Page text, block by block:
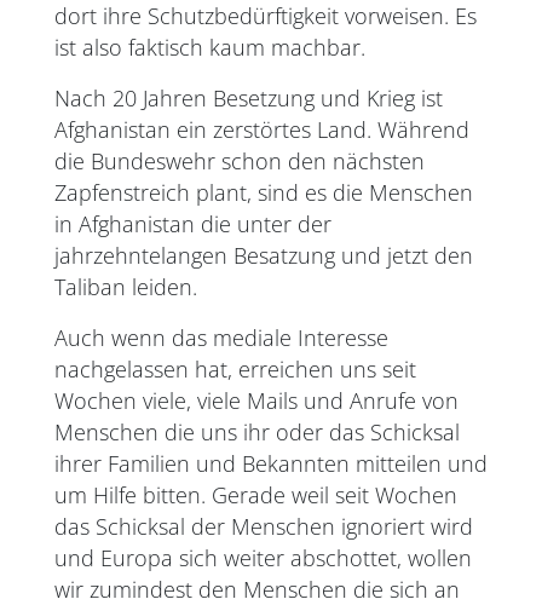
dort ihre Schutzbedürftigkeit vorweisen. Es
ist also faktisch kaum machbar.
Nach 20 Jahren Besetzung und Krieg ist
Afghanistan ein zerstörtes Land. Während
die Bundeswehr schon den nächsten
Zapfenstreich plant, sind es die Menschen
in Afghanistan die unter der
jahrzehntelangen Besatzung und jetzt den
Taliban leiden.
Auch wenn das mediale Interesse
nachgelassen hat, erreichen uns seit
Wochen viele, viele Mails und Anrufe von
Menschen die uns ihr oder das Schicksal
ihrer Familien und Bekannten mitteilen und
um Hilfe bitten. Gerade weil seit Wochen
das Schicksal der Menschen ignoriert wird
und Europa sich weiter abschottet, wollen
wir zumindest den Menschen die sich an